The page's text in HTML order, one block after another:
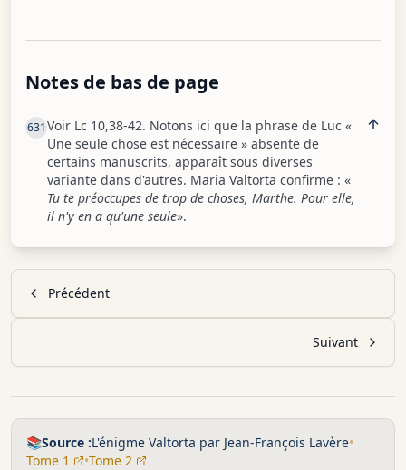
Notes de bas de page
631Voir Lc 10,38-42. Notons ici que la phrase de Luc «
Une seule chose est nécessaire » absente de
certains manuscrits, apparaît sous diverses
variante dans d'autres. Maria Valtorta confirme : «
Tu te préoccupes de trop de choses, Marthe. Pour elle,
il n'y en a qu'une seule».
Précédent
Suivant
📚Source :L'énigme Valtorta par Jean-François Lavère•
Tome 1
•Tome 2